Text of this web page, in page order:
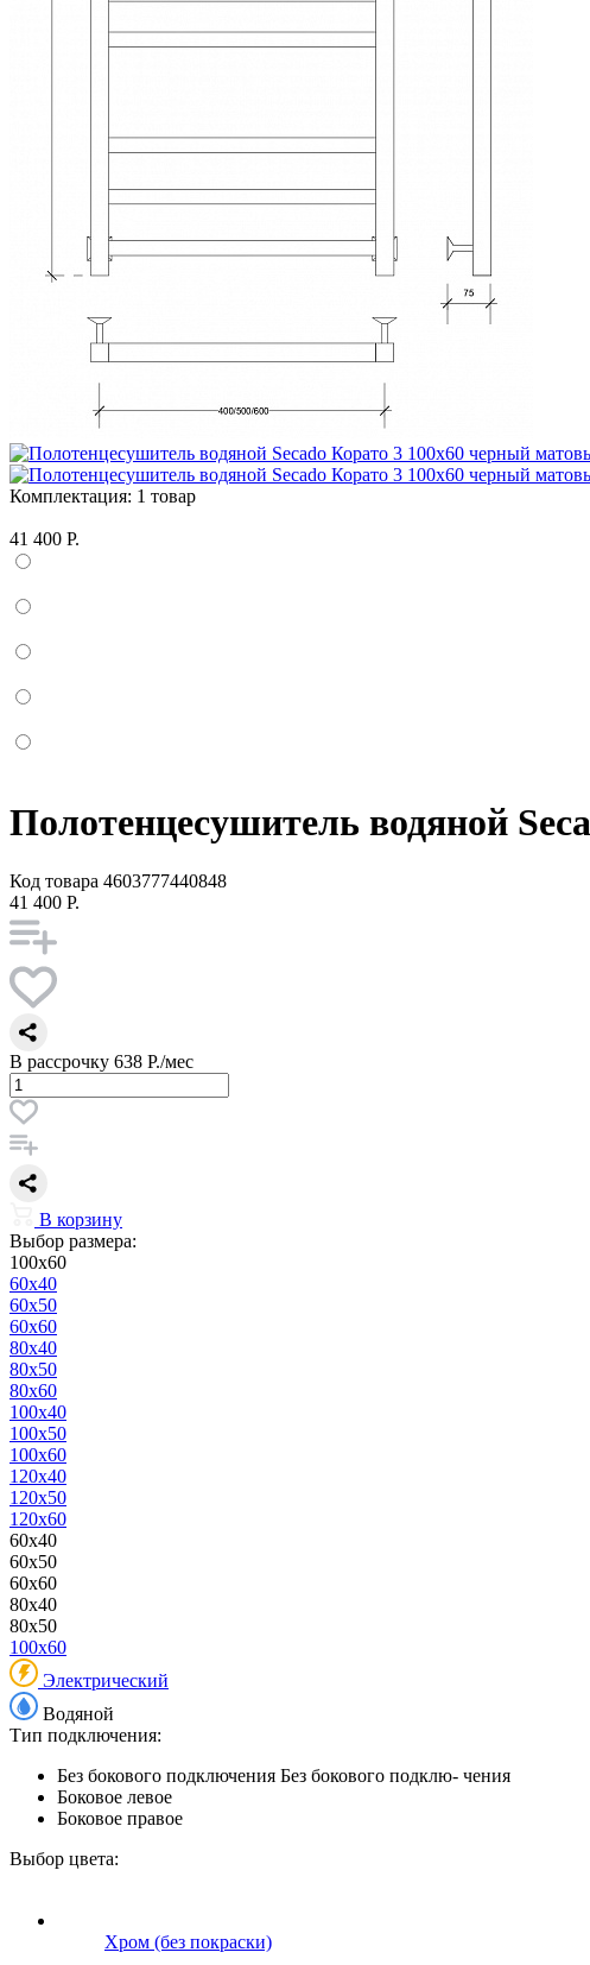
Комплектация: 1 товар
41 400 Р.
Полотенцесушитель водяной
Код товара 4603777440848
41 400 Р.
В рассрочку 638 Р./мес
В корзину
Выбор размера:
100x60
60x40
60x50
60x60
80x40
80x50
80x60
100x40
100x50
100x60
120x40
120x50
120x60
60x40
60x50
60x60
80x40
80x50
100x60
Электрический
Водяной
Тип подключения:
Без бокового подключения Без бокового подклю- чения
Боковое левое
Боковое правое
Выбор цвета:
Хром (без покраски)